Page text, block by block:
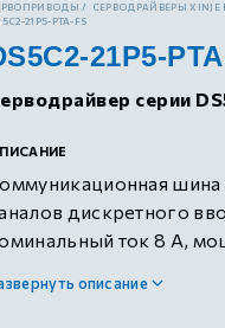
СЕРВОДРАЙВЕРЫ
21P5-PTA-FS
21P5-
серии
дискретного
ток 8 А,
описание